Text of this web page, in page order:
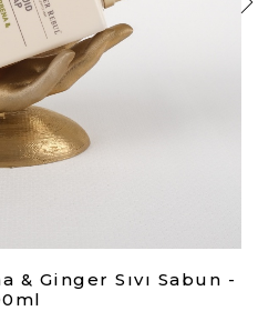
Ginger Sıvı Sabun -